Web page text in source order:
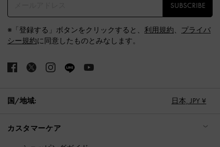
SUBSCRIBE
※「登録する」ボタンをクリックすると、 利用規約、 プライバ
シー規約に同意したものとみなします。
国/地域: 日本, JPY ¥
カスタマーケア